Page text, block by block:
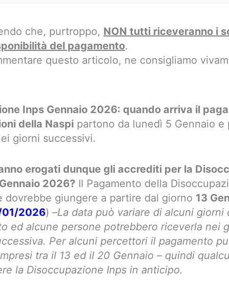
che, purtroppo, NON tutti riceveranno i
del pagamento.
questo articolo, ne consigliamo
Inps Gennaio 2026: quando arriva il
della Naspi partono da lunedì 5 Gennaio e
giorni successivi.
erogati dunque gli accrediti per la
2026? Il Pagamento della
dovrebbe giungere a partire dal giorno 13
01/2026) –La data può variare di alcuni giorni
ed alcune persone potrebbero riceverla nei
Per alcuni percettori il pagamento
tra il 13 ed il 20 Gennaio – quindi
la Disoccupazione Inps in anticipo.